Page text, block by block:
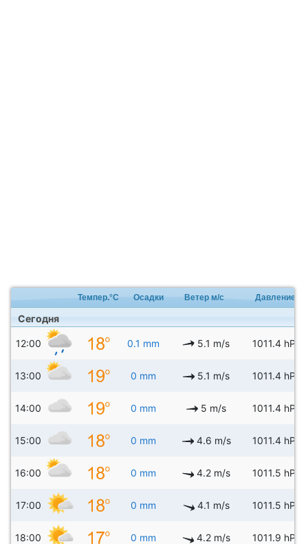
Темпер.°C Осадки Ветер м/с Давление
Сегодня
12:00 0.1 mm 5.1 m/s 1011.4 hPa
13:00 0 mm 5.1 m/s 1011.4 hPa
14:00 0 mm 5 m/s 1011.4 hPa
15:00 0 mm 4.6 m/s 1011.4 hPa
16:00 0 mm 4.2 m/s 1011.5 hPa
17:00 0 mm 4.1 m/s 1011.5 hPa
18:00 0 mm 4.2 m/s 1011.9 hPa